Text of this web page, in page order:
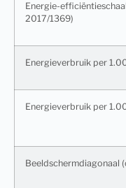
Energie-
2017/1369)
Energieverbruik per
Energieverbruik per
Beeldschermdiagonaal